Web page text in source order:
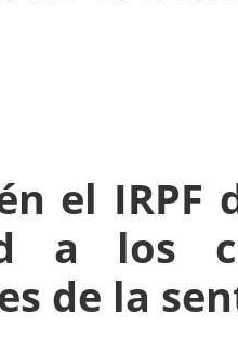
el IRPF
a los
de la